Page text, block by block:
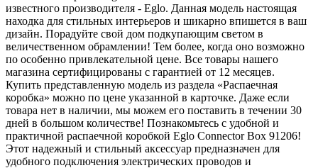
известного производителя - Eglo. Данная модель настоящая
находка для стильных интерьеров и шикарно впишется в ваш
дизайн. Порадуйте свой дом подкупающим светом в
величественном обрамлении! Тем более, когда оно возможно
по особенно привлекательной цене. Все товары нашего
магазина сертифицированы с гарантией от 12 месяцев.
Купить представленную модель из раздела «Распаечная
коробка» можно по цене указанной в карточке. Даже если
товара нет в наличии, мы можем его поставить в течении 30
дней в большом количестве! Познакомьтесь с удобной и
практичной распаечной коробкой Eglo Connector Box 91206!
Этот надежный и стильный аксессуар предназначен для
удобного подключения электрических проводов и